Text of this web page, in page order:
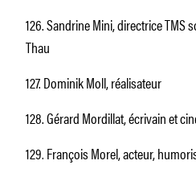
126. Sandrine Mini, directrice TMS
Thau
127. Dominik Moll, réalisateur
128. Gérard Mordillat, écrivain et
129. François Morel, acteur,